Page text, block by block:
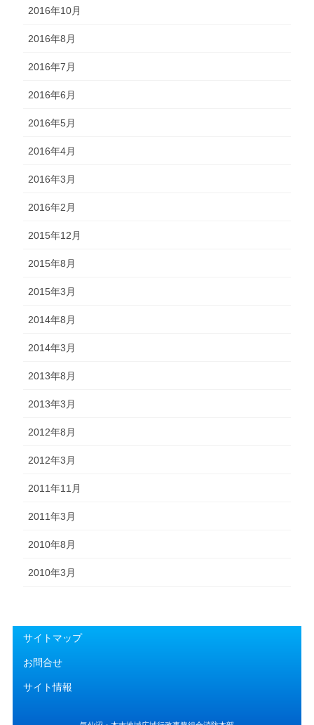
2016年10月
2016年8月
2016年7月
2016年6月
2016年5月
2016年4月
2016年3月
2016年2月
2015年12月
2015年8月
2015年3月
2014年8月
2014年3月
2013年8月
2013年3月
2012年8月
2012年3月
2011年11月
2011年3月
2010年8月
2010年3月
サイトマップ
お問合せ
サイト情報